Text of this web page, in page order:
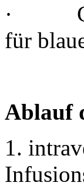
·
für
Ablauf
1.